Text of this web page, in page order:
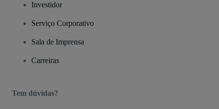
Investidor
Serviço Corporativo
Sala de Imprensa
Carreiras
Tem dúvidas?